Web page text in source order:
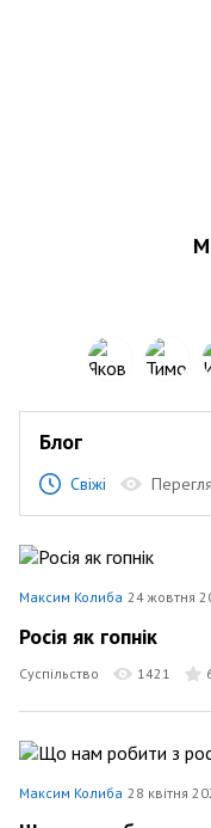
Блог
Свіжі
Максим Колиба 24 жовтня
Росія як гопнік
Суспільство 1421
Максим Колиба 28 квітня